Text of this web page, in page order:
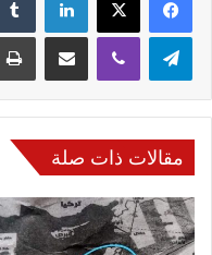
مقالات ذات صلة